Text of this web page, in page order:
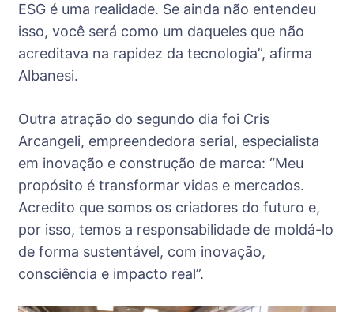
ESG é uma realidade. Se ainda não entendeu
isso, você será como um daqueles que não
acreditava na rapidez da tecnologia”, afirma
Albanesi.
Outra atração do segundo dia foi Cris
Arcangeli, empreendedora serial, especialista
em inovação e construção de marca: “Meu
propósito é transformar vidas e mercados.
Acredito que somos os criadores do futuro e,
por isso, temos a responsabilidade de moldá-lo
de forma sustentável, com inovação,
consciência e impacto real”.